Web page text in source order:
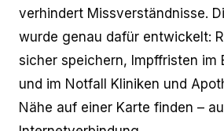
verhindert Missverständnisse.
wurde genau dafür entwickelt:
sicher speichern, Impffristen im
und im Notfall Kliniken und
Nähe auf einer Karte finden –